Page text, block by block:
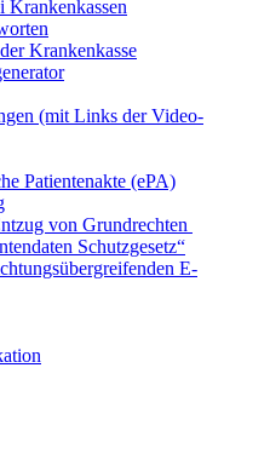
Krankenkassen
Krankenkasse
(mit Links der Video-
Patientenakte (ePA)
von Grundrechten
Schutzgesetz“
E-